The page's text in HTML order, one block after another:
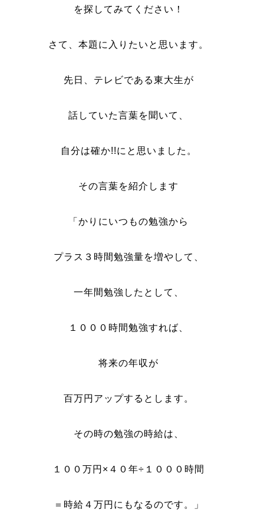
を探してみてください！
さて、本題に入りたいと思います。
先日、テレビである東大生が
話していた言葉を聞いて、
自分は確か!!にと思いました。
その言葉を紹介します
「かりにいつもの勉強から
プラス３時間勉強量を増やして、
一年間勉強したとして、
１０００時間勉強すれば、
将来の年収が
百万円アップするとします。
その時の勉強の時給は、
１００万円×４０年÷１０００時間
＝時給４万円にもなるのです。」